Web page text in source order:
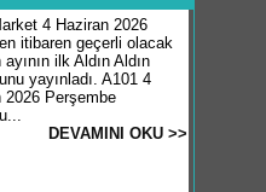
4 Haziran 2026
itibaren geçerli olacak
ayının ilk Aldın Aldın
yayınladı. A101 4
2026 Perşembe
DEVAMINI OKU >>